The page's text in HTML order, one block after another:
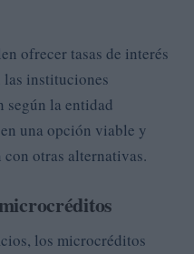
ofrecer tasas de interés
las instituciones
según la entidad
una opción viable y
con otras alternativas.
los microcréditos